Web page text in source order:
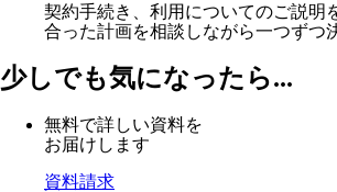
契約手続き、利用についてのご説明
合った計画を相談しながら一つずつ
少しでも気になったら...
無料で詳しい資料を
お届けします
資料請求